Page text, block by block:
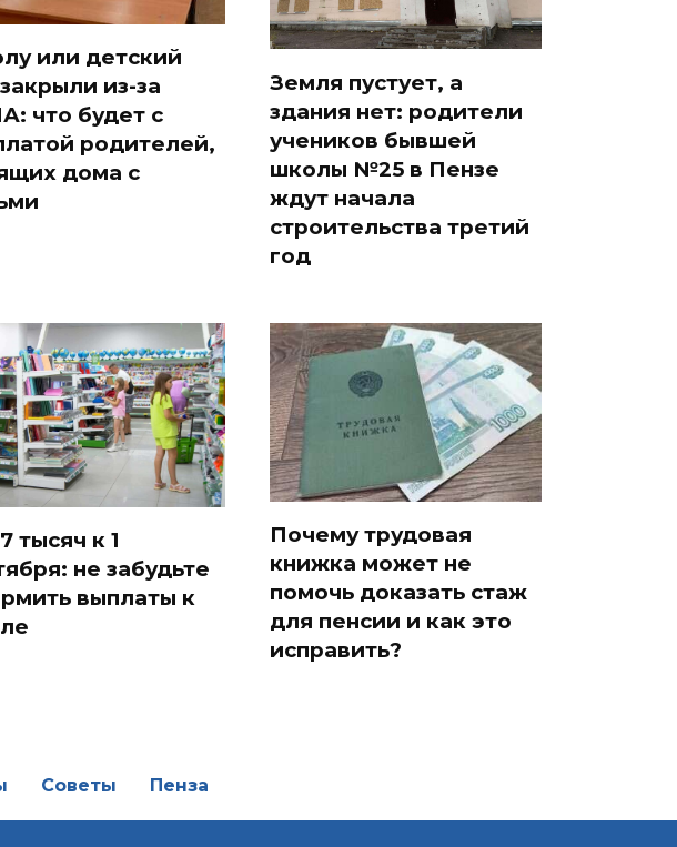
или детский
из-за
что будет с
родителей,
дома с
Земля пустует, а
здания нет: родители
учеников бывшей
школы №25 в Пензе
ждут начала
строительства третий
год
тысяч к 1
не забудьте
выплаты к
Почему трудовая
книжка может не
помочь доказать стаж
для пенсии и как это
исправить?
Советы Пенза